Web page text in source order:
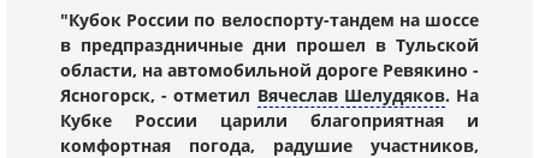
"Кубок России по велоспорту-тандем на шоссе
в предпраздничные дни прошел в Тульской
области, на автомобильной дороге Ревякино -
Ясногорск, - отметил Вячеслав Шелудяков. На
Кубке России царили благоприятная и
комфортная погода, радушие участников,